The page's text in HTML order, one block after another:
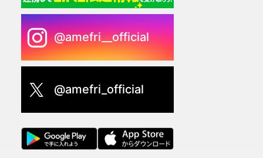
@amefri__official
@amefri_official